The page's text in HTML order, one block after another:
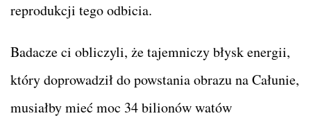
reprodukcji tego odbicia.
Badacze ci obliczyli, że tajemniczy błysk energii,
który doprowadził do powstania obrazu na Całunie,
musiałby mieć moc 34 bilionów watów